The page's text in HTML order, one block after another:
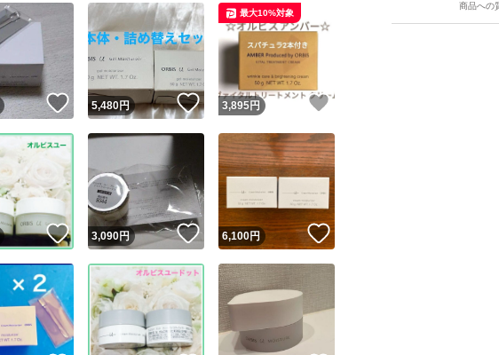
ユーザーの実績について
Yahoo!フリマが定めた一定の基準を満たしたユーザーにバッジを付与していま
安心取引出品者
安心取引出品者 Yahoo!フリマの基準をクリアした安心・安全なユーザーで
商品への
この商品の情報をコピーします
いいね！
5,480円 いいね！
3,895円 いいね！
最大10%対象
いいね！
3,090円 いいね！
6,100円 いいね！